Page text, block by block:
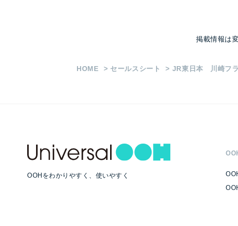
掲載情報は
HOME セールスシート JR東日本 川崎フ
OOHをわかりやすく、使いやすく